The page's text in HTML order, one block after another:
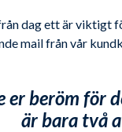
dag ett är viktigt
mail från vår
er beröm för
är bara två